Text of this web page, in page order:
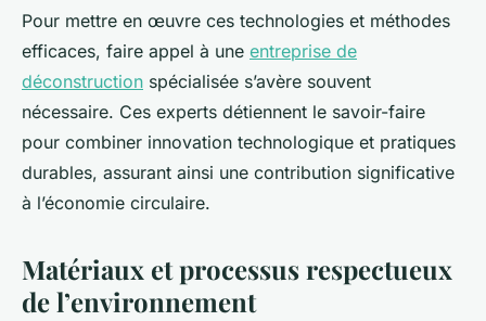
Pour mettre en œuvre ces technologies et méthodes
efficaces, faire appel à une entreprise de
déconstruction spécialisée s’avère souvent
nécessaire. Ces experts détiennent le savoir-faire
pour combiner innovation technologique et pratiques
durables, assurant ainsi une contribution significative
à l’économie circulaire.
Matériaux et processus respectueux
de l’environnement